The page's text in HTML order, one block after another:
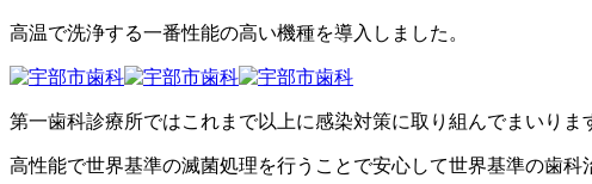
高温で洗浄する一番性能の高い機種を導入しました。
第一歯科診療所ではこれまで以上に感染対策に取り組んでまいりま
高性能で世界基準の滅菌処理を行うことで安心して世界基準の歯科